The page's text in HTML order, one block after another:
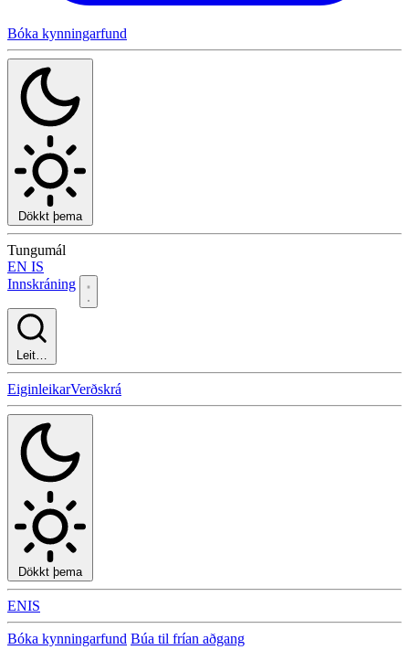
Bóka kynningarfund
Dökkt þema
Tungumál
EN IS
Innskráning
Leit…
EiginleikarVerðskrá
Dökkt þema
ENIS
Bóka kynningarfund Búa til frían aðgang